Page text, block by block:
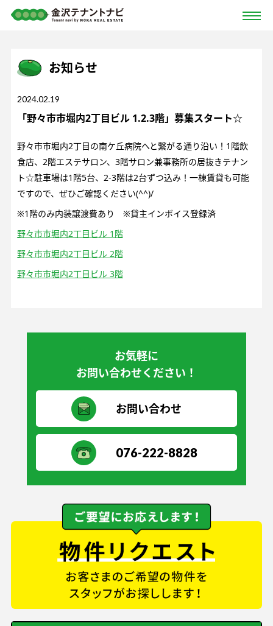
お知らせ
2024.02.19
「野々市市堀内2丁目ビル 1.2.3階」募集スタート☆
野々市市堀内2丁目の南ケ丘病院へと繋がる通り沿い！1階飲
食店、2階エステサロン、3階サロン兼事務所の居抜きテナン
ト☆駐車場は1階5台、2-3階は2台ずつ込み！一棟賃貸も可能
ですので、ぜひご確認ください(^^)/
※1階のみ内装譲渡費あり ※貸主インボイス登録済
野々市市堀内2丁目ビル 1階
野々市市堀内2丁目ビル 2階
野々市市堀内2丁目ビル 3階
お気軽に
お問い合わせください！
お問い合わせ
076-222-8828